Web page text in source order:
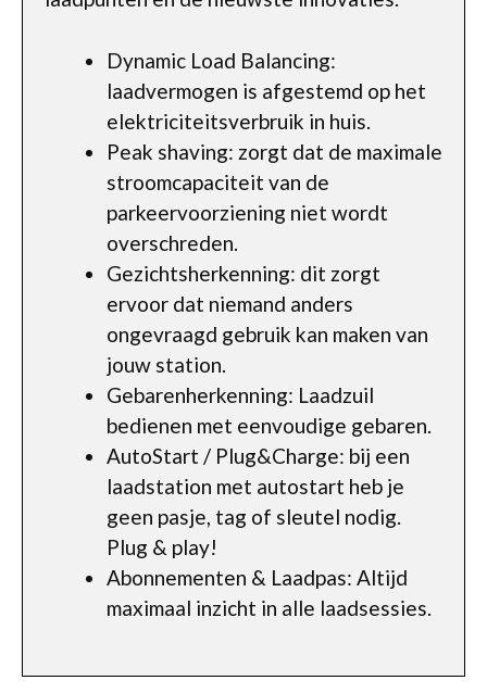
Dynamic Load Balancing:
laadvermogen is afgestemd op het
elektriciteitsverbruik in huis.
Peak shaving: zorgt dat de maximale
stroomcapaciteit van de
parkeervoorziening niet wordt
overschreden.
Gezichtsherkenning: dit zorgt
ervoor dat niemand anders
ongevraagd gebruik kan maken van
jouw station.
Gebarenherkenning: Laadzuil
bedienen met eenvoudige gebaren.
AutoStart / Plug&Charge: bij een
laadstation met autostart heb je
geen pasje, tag of sleutel nodig.
Plug & play!
Abonnementen & Laadpas: Altijd
maximaal inzicht in alle laadsessies.